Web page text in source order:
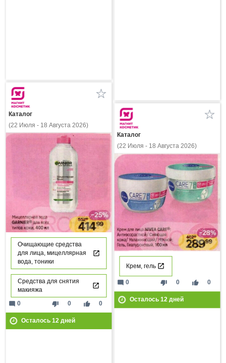
Каталог
(22 Июля - 18 Августа 2026)
Очищающие средства
для лица, мицеллярная
вода, тоники
Средства для снятия
макияжа
thumb_down 0 thumb_up 0
mode_comment 0
Осталось 12дней
Каталог
(22 Июля - 18 Августа 2026)
Крем, гель
thumb_down 0 thumb_up 0
mode_comment 0
Осталось 12дней